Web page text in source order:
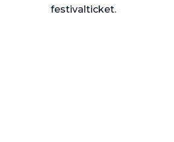
festivalticket.